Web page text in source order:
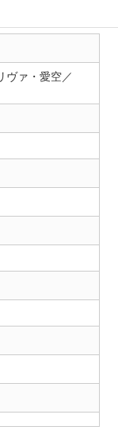
ァ・愛空／